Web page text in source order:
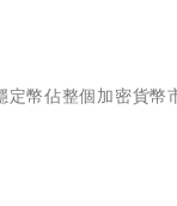
幣佔整個加密貨